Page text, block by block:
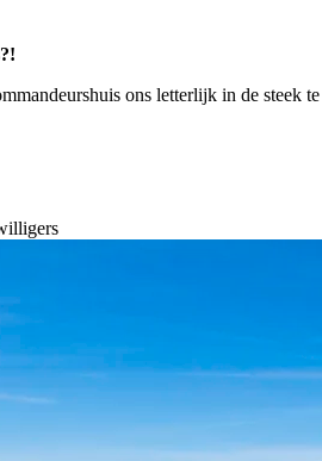
ons letterlijk in de steek